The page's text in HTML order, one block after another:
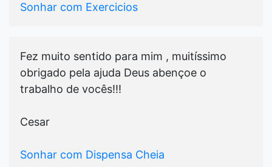
Sonhar com Exercicios
Fez muito sentido para mim , muitíssimo
obrigado pela ajuda Deus abençoe o
trabalho de vocês!!!
Cesar
Sonhar com Dispensa Cheia